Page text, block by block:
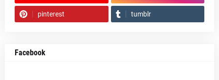
pinterest tumblr
Facebook